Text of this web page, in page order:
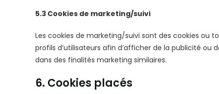
5.3 Cookies de marketing/suivi
Les cookies de marketing/suivi sont des cookies ou
profils d’utilisateurs afin d’afficher de la publicité ou
dans des finalités marketing similaires.
6. Cookies placés